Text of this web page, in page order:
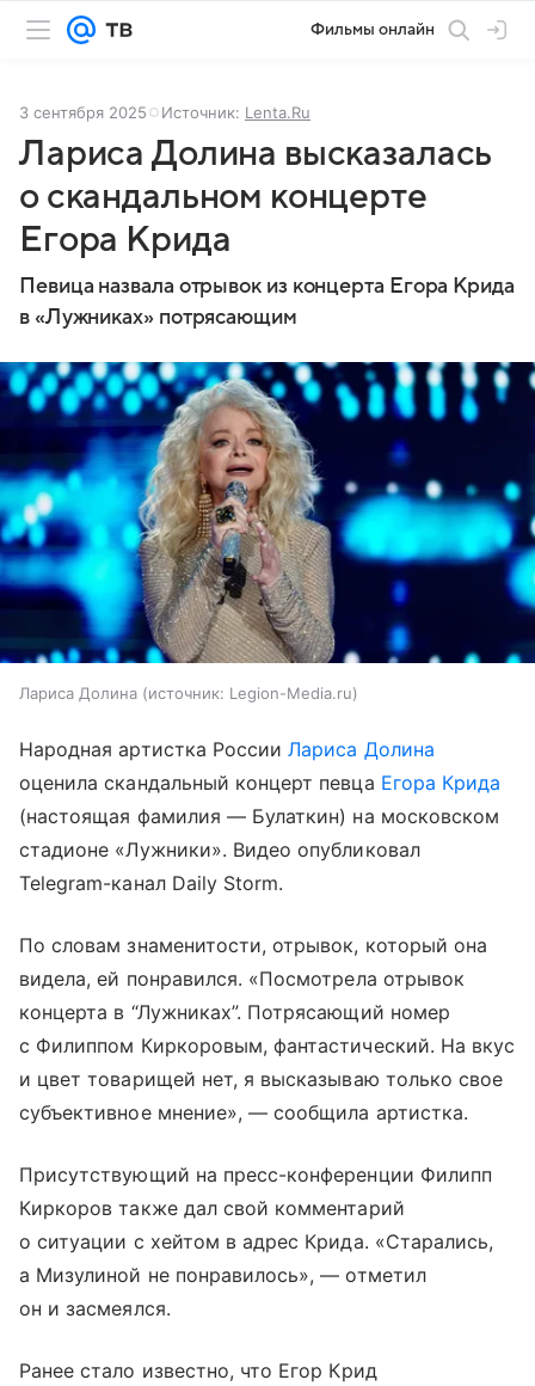
Фильмы онлайн
3 сентября 2025 Источник: Lenta.Ru
Лариса Долина высказалась
о скандальном концерте
Егора Крида
Певица назвала отрывок из концерта Егора Крида
в «Лужниках» потрясающим
Лариса Долина источник: Legion-Media.ru
Народная артистка РоссииЛариса Долина
оценила скандальный концерт певца Егора Крида
(настоящая фамилия — Булаткин) на московском
стадионе «Лужники». Видео опубликовал
Telegram-канал Daily Storm.
По словам знаменитости, отрывок, который она
видела, ей понравился. «Посмотрела отрывок
концерта в “Лужниках”. Потрясающий номер
с Филиппом Киркоровым, фантастический. На вкус
и цвет товарищей нет, я высказываю только свое
субъективное мнение», — сообщила артистка.
Присутствующий на пресс-конференции Филипп
Киркоров также дал свой комментарий
о ситуации с хейтом в адрес Крида. «Старались,
а Мизулиной не понравилось», — отметил
он и засмеялся.
Ранее стало известно, что Егор Крид